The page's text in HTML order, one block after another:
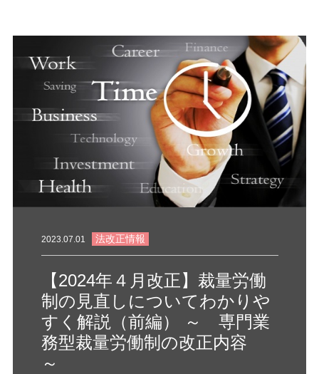
2023.07.01 法改正情報
【2024年４月改正】裁量労働
制の見直しについてわかりや
すく解説（前編） ～ 専門業
務型裁量労働制の改正内容
～